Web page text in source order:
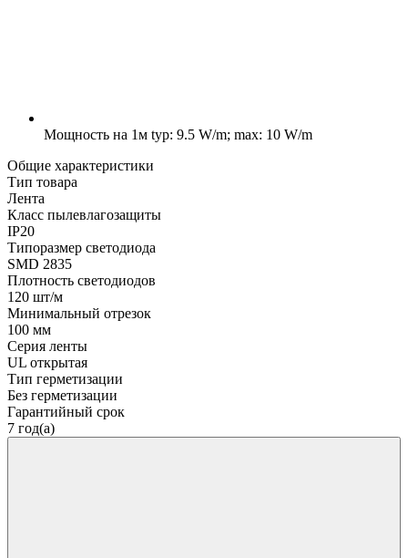
Мощность на 1м typ: 9.5 W/m; max: 10 W/m
Общие характеристики
Тип товара
Лента
Класс пылевлагозащиты
IP20
Типоразмер светодиода
SMD 2835
Плотность светодиодов
120 шт/м
Минимальный отрезок
100 мм
Серия ленты
UL открытая
Тип герметизации
Без герметизации
Гарантийный срок
7 год(а)